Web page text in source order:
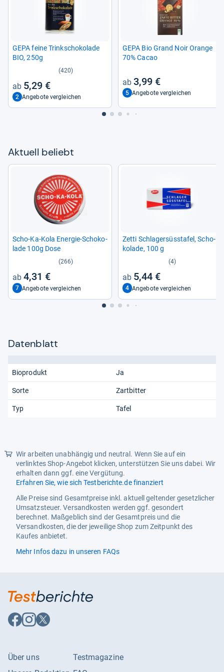
GEPA feine Trink­scho­ko­lade
BIO, 250g
(420)
5,29 €
2 Angebote vergleichen
GEPA Bio Grand Noir Orange
70% Cacao
3,99 €
5 Angebote vergleichen
Aktu­ell beliebt
Scho-​Ka-​Kola Ener­gie-​Scho­ko­
lade 100g Dose
(266)
4,31 €
7 Angebote vergleichen
Zetti Schla­ger­süss­ta­fel, Scho­
ko­lade, 100 g
(4)
5,44 €
4 Angebote vergleichen
Datenblatt
Bioprodukt Ja
Sorte Zartbitter
Typ Tafel
Wir arbeiten unabhängig und neutral. Wenn Sie auf ein
verlinktes Shop-Angebot klicken, unterstützen Sie uns dabei. Wir
erhalten dann ggf. eine Vergütung.
Erfahren Sie, wie sich Testberichte.de finanziert
Alle Preise sind Gesamtpreise inkl. aktuell geltender gesetzlicher
Umsatzsteuer. Versandkosten werden ggf. gesondert
berechnet. Maßgeblich sind der Gesamtpreis und die
Versandkosten, die der jeweilige Shop zum Zeitpunkt des
Kaufes anbietet.
Mehr Infos dazu in unseren FAQs
Auf
Facebook
Auf
Instagram
Auf
X
Über uns
Testmagazine